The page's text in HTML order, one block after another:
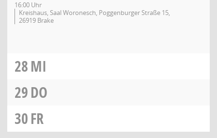
16:00 Uhr
Kreishaus, Saal Woronesch, Poggenburger Straße 15,
26919 Brake
28MI
29DO
30FR